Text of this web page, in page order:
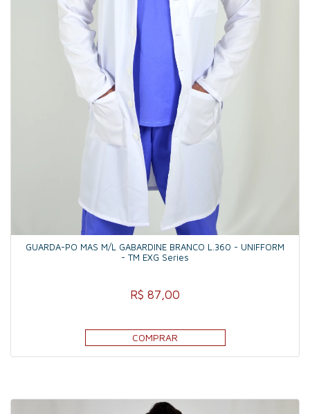
GUARDA-PO MAS M/L GABARDINE BRANCO L.360 - UNIFFORM
- TM EXG Series
R$ 87,00
COMPRAR